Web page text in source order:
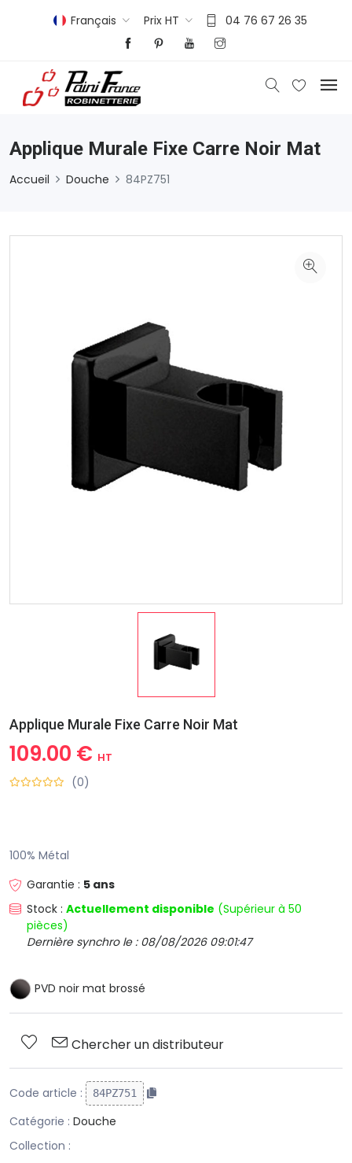
Français Prix HT 04 76 67 26 35
Applique Murale Fixe Carre Noir Mat
Accueil Douche 84PZ751
Applique Murale Fixe Carre Noir Mat
109.00 € HT
(0)
100% Métal
Garantie : 5 ans
Stock : Actuellement disponible (Supérieur à 50
pièces)
Dernière synchro le : 08/08/2026 09:01:47
PVD noir mat brossé
Chercher un distributeur
Code article : 84PZ751
Catégorie : Douche
Collection :